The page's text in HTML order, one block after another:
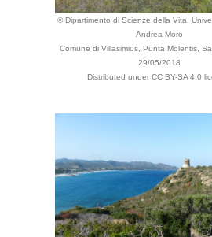
© Dipartimento di Scienze della Vita,
Andrea Moro
Comune di Villasimius, Punta Molentis,
29/05/2018
Distributed under CC BY-SA 4.0